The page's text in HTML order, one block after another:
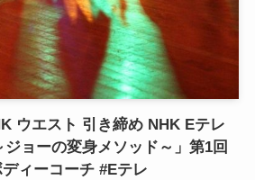
ウエスト 引き締め NHK Eテレ
ジョーの変身メソッド～」第1回
ィーコーチ #Eテレ